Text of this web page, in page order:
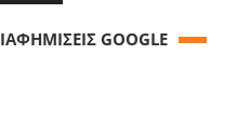
GOOGLE